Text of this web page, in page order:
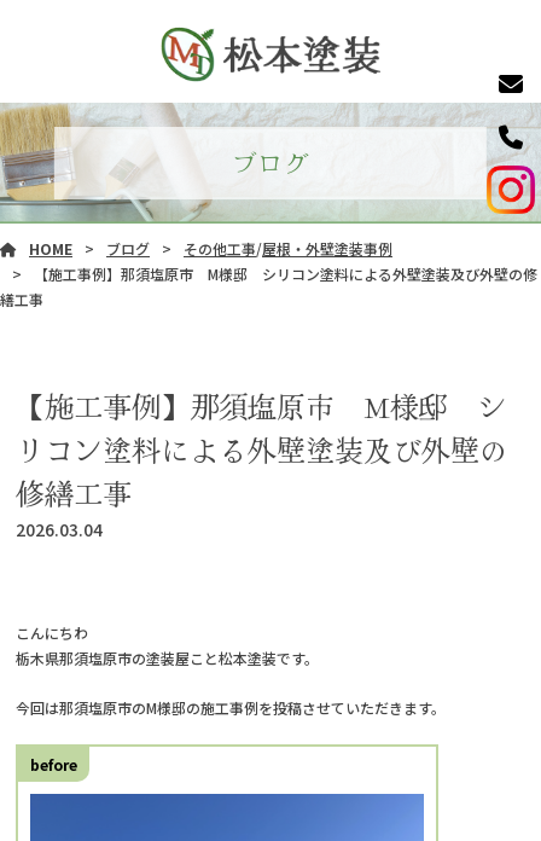
ブログ
HOME ブログ その他工事/屋根・外壁塗装事例
【施工事例】那須塩原市 M様邸 シリコン塗料による外壁塗装及び外壁の修
繕工事
【施工事例】那須塩原市 M様邸 シ
リコン塗料による外壁塗装及び外壁の
修繕工事
2026.03.04
こんにちわ
栃木県那須塩原市の塗装屋こと松本塗装です。
今回は那須塩原市のM様邸の施工事例を投稿させていただきます。
before